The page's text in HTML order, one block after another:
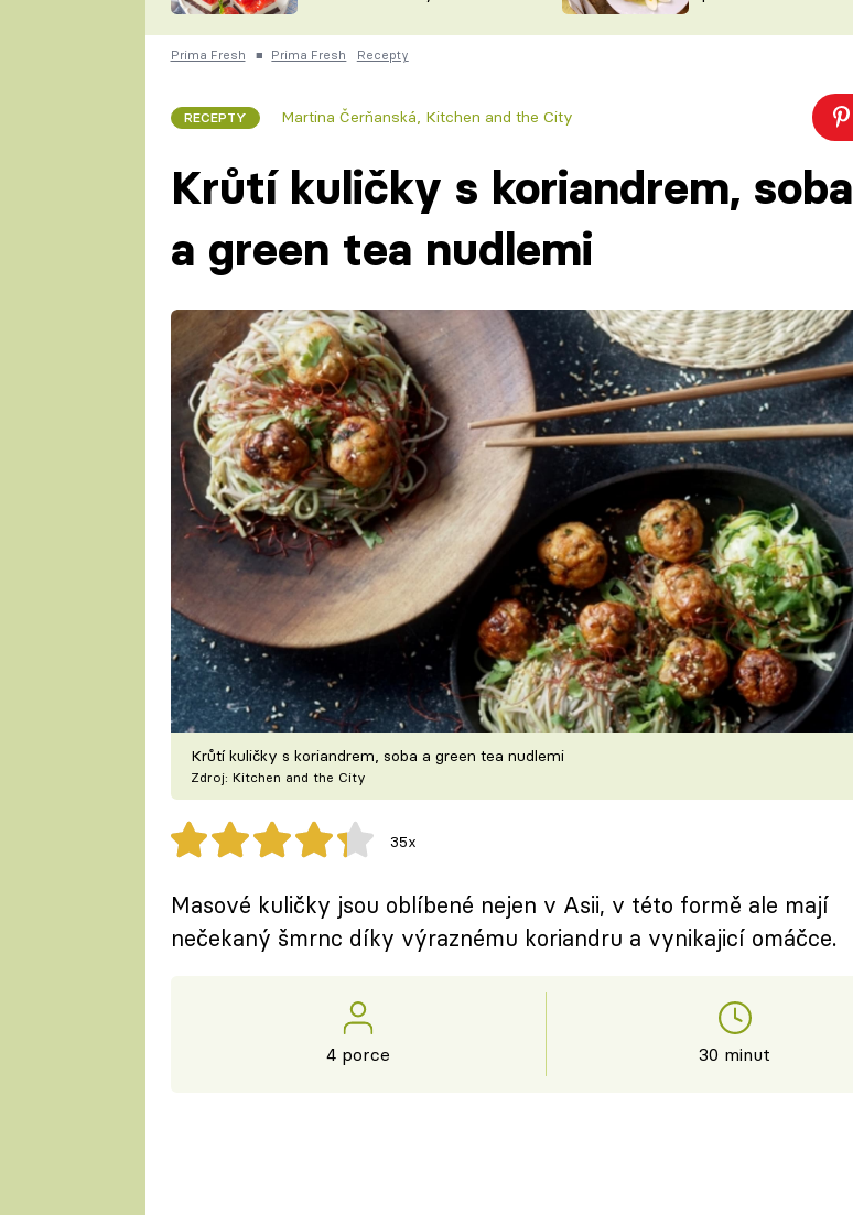
ČESKO NA TALÍŘI
KUCHAŘKA
VYCHYTÁVKY
Prima Fresh ■ Prima Fresh Recepty
RECEPTY Martina Čerňanská Kitchen and the City
Krůtí kuličky s koriandrem, soba
a green tea nudlemi
Krůtí kuličky s koriandrem, soba a green tea nudlemi
Zdroj: Kitchen and the City
35x
Masové kuličky jsou oblíbené nejen v Asii, v této formě ale mají
nečekaný šmrnc díky výraznému koriandru a vynikajicí omáčce.
4 porce 30 minut